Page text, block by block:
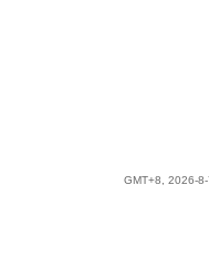
GMT+8, 2026-